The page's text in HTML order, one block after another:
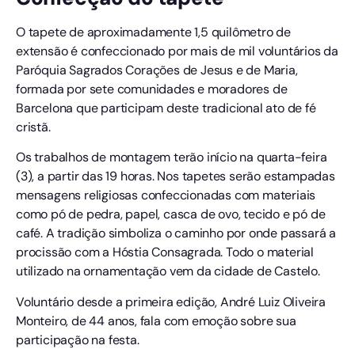
O tapete de aproximadamente 1,5 quilômetro de
extensão é confeccionado por mais de mil voluntários da
Paróquia Sagrados Corações de Jesus e de Maria,
formada por sete comunidades e moradores de
Barcelona que participam deste tradicional ato de fé
cristã.
Os trabalhos de montagem terão início na quarta-feira
(3), a partir das 19 horas. Nos tapetes serão estampadas
mensagens religiosas confeccionadas com materiais
como pó de pedra, papel, casca de ovo, tecido e pó de
café. A tradição simboliza o caminho por onde passará a
procissão com a Hóstia Consagrada. Todo o material
utilizado na ornamentação vem da cidade de Castelo.
Voluntário desde a primeira edição, André Luiz Oliveira
Monteiro, de 44 anos, fala com emoção sobre sua
participação na festa.